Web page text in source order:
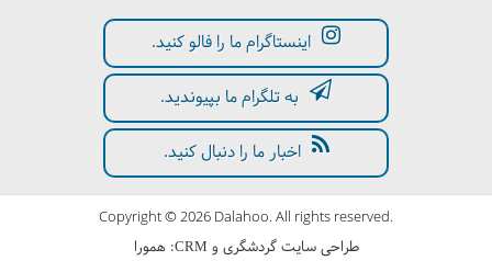
میدان تکسیم (تقسیم) استانبول کجاست؟
اینستاگرام ما را فالو کنید.
به تلگرام ما بپیوندید.
اخبار ما را دنبال کنید.
Copyright © 2026 Dalahoo. All rights reserved.
طراحی سایت گردشگری و CRM
:همورا